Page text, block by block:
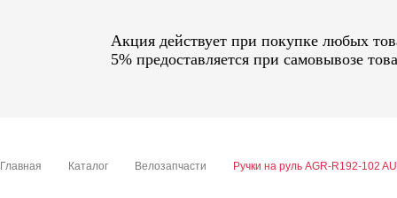
Акция действует при покупке любых
5% предоставляется при самовывозе
Главная Каталог Велозапчасти Ручки на руль AGR-R192-102